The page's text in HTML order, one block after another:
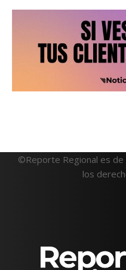
©Reporte Regional es de
los